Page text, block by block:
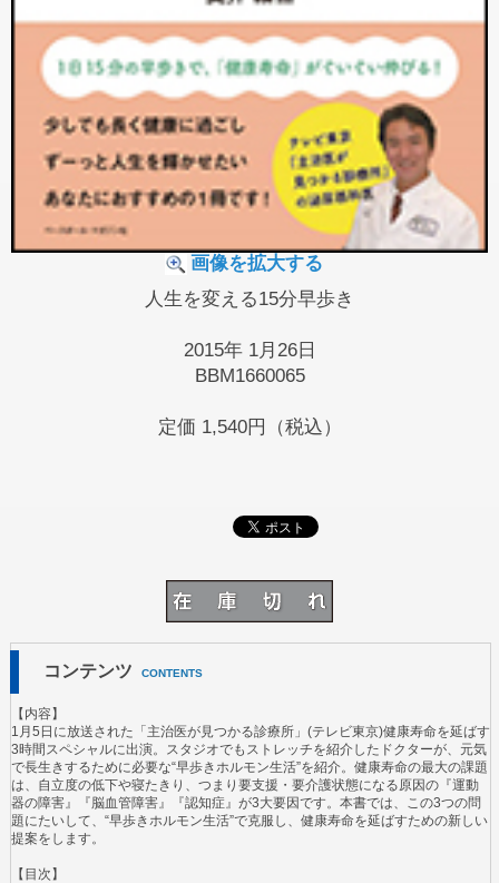
画像を拡大する
人生を変える15分早歩き
2015年 1月26日
BBM1660065
定価 1,540円（税込）
コンテンツ CONTENTS
【内容】
1月5日に放送された「主治医が見つかる診療所」(テレビ東京)健康寿命を延ばす
3時間スペシャルに出演。スタジオでもストレッチを紹介したドクターが、元気
で長生きするために必要な“早歩きホルモン生活”を紹介。健康寿命の最大の課題
は、自立度の低下や寝たきり、つまり要支援・要介護状態になる原因の『運動
器の障害』『脳血管障害』『認知症』が3大要因です。本書では、この3つの問
題にたいして、“早歩きホルモン生活”で克服し、健康寿命を延ばすための新しい
提案をします。
【目次】